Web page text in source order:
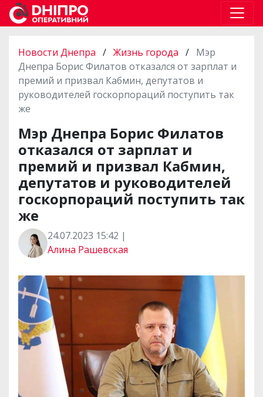
Новости Днепра / Жизнь города / Мэр
Днепра Борис Филатов отказался от зарплат и
премий и призвал Кабмин, депутатов и
руководителей госкорпораций поступить так
же
Мэр Днепра Борис Филатов
отказался от зарплат и
премий и призвал Кабмин,
депутатов и руководителей
госкорпораций поступить так
же
24.07.2023 15:42 |
Алина Рашевская